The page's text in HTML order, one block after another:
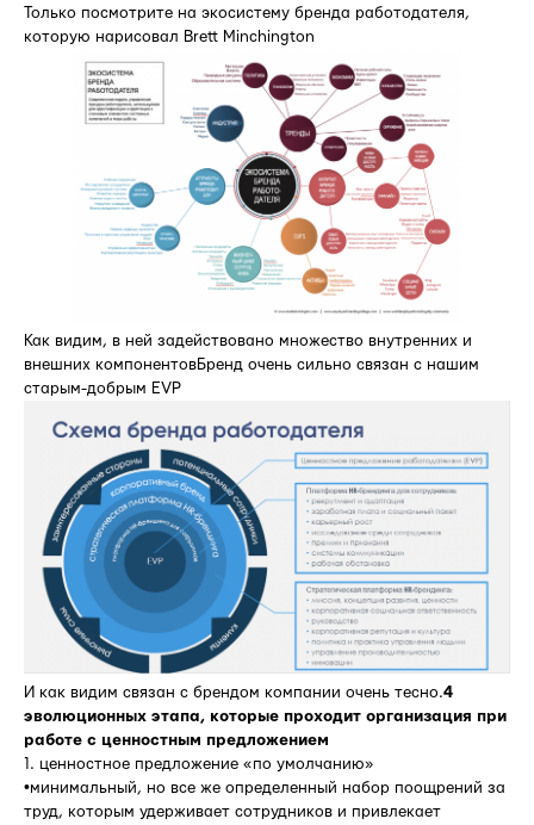
Только посмотрите на экосистему бренда работодателя,
которую нарисовал Brett Minchington
Как видим, в ней задействовано множество внутренних и
внешних компонентовБренд очень сильно связан с нашим
старым-добрым EVP
И как видим связан с брендом компании очень тесно.4
эволюционных этапа, которые проходит организация при
работе с ценностным предложением
1. ценностное предложение «по умолчанию»
•минимальный, но все же определенный набор поощрений за
труд, которым удерживает сотрудников и привлекает